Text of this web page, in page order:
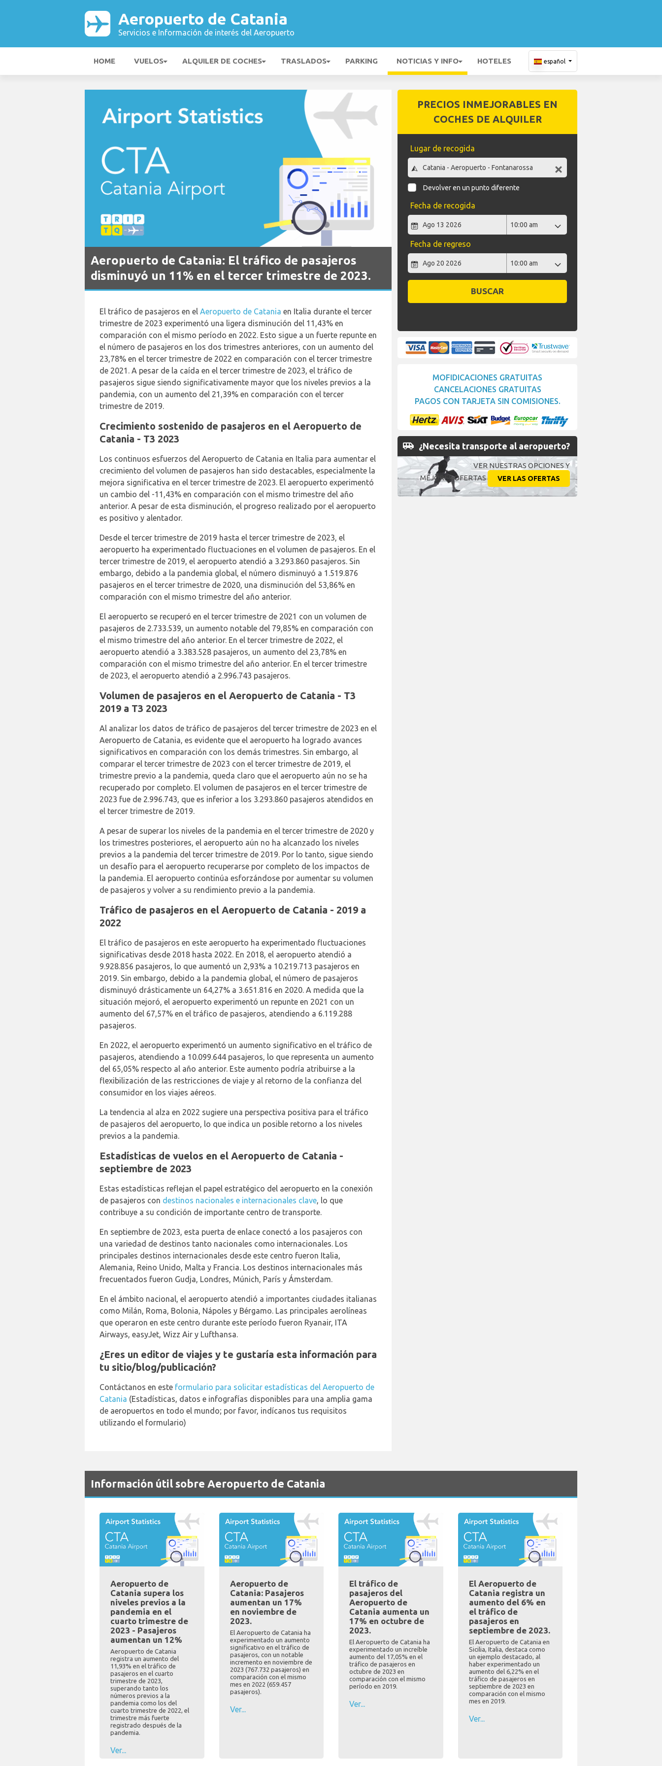
Aeropuerto de Catania
Servicios e Información de interés del Aeropuerto
HOME VUELOS ALQUILER DE COCHES TRASLADOS PARKING NOTICIAS Y INFO HOTELES español
Aeropuerto de Catania: El tráfico de pasajeros
disminuyó un 11% en el tercer trimestre de 2023.
El tráfico de pasajeros en el Aeropuerto de Catania en Italia durante el tercer
trimestre de 2023 experimentó una ligera disminución del 11,43% en
comparación con el mismo período en 2022. Esto sigue a un fuerte repunte en
el número de pasajeros en los dos trimestres anteriores, con un aumento del
23,78% en el tercer trimestre de 2022 en comparación con el tercer trimestre
de 2021. A pesar de la caída en el tercer trimestre de 2023, el tráfico de
pasajeros sigue siendo significativamente mayor que los niveles previos a la
pandemia, con un aumento del 21,39% en comparación con el tercer
trimestre de 2019.
Crecimiento sostenido de pasajeros en el Aeropuerto de
Catania - T3 2023
Los continuos esfuerzos del Aeropuerto de Catania en Italia para aumentar el
crecimiento del volumen de pasajeros han sido destacables, especialmente la
mejora significativa en el tercer trimestre de 2023. El aeropuerto experimentó
un cambio del -11,43% en comparación con el mismo trimestre del año
anterior. A pesar de esta disminución, el progreso realizado por el aeropuerto
es positivo y alentador.
Desde el tercer trimestre de 2019 hasta el tercer trimestre de 2023, el
aeropuerto ha experimentado fluctuaciones en el volumen de pasajeros. En el
tercer trimestre de 2019, el aeropuerto atendió a 3.293.860 pasajeros. Sin
embargo, debido a la pandemia global, el número disminuyó a 1.519.876
pasajeros en el tercer trimestre de 2020, una disminución del 53,86% en
comparación con el mismo trimestre del año anterior.
El aeropuerto se recuperó en el tercer trimestre de 2021 con un volumen de
pasajeros de 2.733.539, un aumento notable del 79,85% en comparación con
el mismo trimestre del año anterior. En el tercer trimestre de 2022, el
aeropuerto atendió a 3.383.528 pasajeros, un aumento del 23,78% en
comparación con el mismo trimestre del año anterior. En el tercer trimestre
de 2023, el aeropuerto atendió a 2.996.743 pasajeros.
Volumen de pasajeros en el Aeropuerto de Catania - T3
2019 a T3 2023
Al analizar los datos de tráfico de pasajeros del tercer trimestre de 2023 en el
Aeropuerto de Catania, es evidente que el aeropuerto ha logrado avances
significativos en comparación con los demás trimestres. Sin embargo, al
comparar el tercer trimestre de 2023 con el tercer trimestre de 2019, el
trimestre previo a la pandemia, queda claro que el aeropuerto aún no se ha
recuperado por completo. El volumen de pasajeros en el tercer trimestre de
2023 fue de 2.996.743, que es inferior a los 3.293.860 pasajeros atendidos en
el tercer trimestre de 2019.
A pesar de superar los niveles de la pandemia en el tercer trimestre de 2020 y
los trimestres posteriores, el aeropuerto aún no ha alcanzado los niveles
previos a la pandemia del tercer trimestre de 2019. Por lo tanto, sigue siendo
un desafío para el aeropuerto recuperarse por completo de los impactos de
la pandemia. El aeropuerto continúa esforzándose por aumentar su volumen
de pasajeros y volver a su rendimiento previo a la pandemia.
Tráfico de pasajeros en el Aeropuerto de Catania - 2019 a
2022
El tráfico de pasajeros en este aeropuerto ha experimentado fluctuaciones
significativas desde 2018 hasta 2022. En 2018, el aeropuerto atendió a
9.928.856 pasajeros, lo que aumentó un 2,93% a 10.219.713 pasajeros en
2019. Sin embargo, debido a la pandemia global, el número de pasajeros
disminuyó drásticamente un 64,27% a 3.651.816 en 2020. A medida que la
situación mejoró, el aeropuerto experimentó un repunte en 2021 con un
aumento del 67,57% en el tráfico de pasajeros, atendiendo a 6.119.288
pasajeros.
En 2022, el aeropuerto experimentó un aumento significativo en el tráfico de
pasajeros, atendiendo a 10.099.644 pasajeros, lo que representa un aumento
del 65,05% respecto al año anterior. Este aumento podría atribuirse a la
flexibilización de las restricciones de viaje y al retorno de la confianza del
consumidor en los viajes aéreos.
La tendencia al alza en 2022 sugiere una perspectiva positiva para el tráfico
de pasajeros del aeropuerto, lo que indica un posible retorno a los niveles
previos a la pandemia.
Estadísticas de vuelos en el Aeropuerto de Catania -
septiembre de 2023
Estas estadísticas reflejan el papel estratégico del aeropuerto en la conexión
de pasajeros con destinos nacionales e internacionales clave, lo que
contribuye a su condición de importante centro de transporte.
En septiembre de 2023, esta puerta de enlace conectó a los pasajeros con
una variedad de destinos tanto nacionales como internacionales. Los
principales destinos internacionales desde este centro fueron Italia,
Alemania, Reino Unido, Malta y Francia. Los destinos internacionales más
frecuentados fueron Gudja, Londres, Múnich, París y Ámsterdam.
En el ámbito nacional, el aeropuerto atendió a importantes ciudades italianas
como Milán, Roma, Bolonia, Nápoles y Bérgamo. Las principales aerolíneas
que operaron en este centro durante este período fueron Ryanair, ITA
Airways, easyJet, Wizz Air y Lufthansa.
¿Eres un editor de viajes y te gustaría esta información para
tu sitio/blog/publicación?
Contáctanos en este formulario para solicitar estadísticas del Aeropuerto de
Catania (Estadísticas, datos e infografías disponibles para una amplia gama
de aeropuertos en todo el mundo; por favor, indícanos tus requisitos
utilizando el formulario)
PRECIOS INMEJORABLES EN
COCHES DE ALQUILER
Lugar de recogida
Devolver en un punto diferente
Fecha de recogida
Fecha de regreso
BUSCAR
MOFIDICACIONES GRATUITAS
CANCELACIONES GRATUITAS
PAGOS CON TARJETA SIN COMISIONES.
airport_shuttle ¿Necesita transporte al aeropuerto?
VER NUESTRAS OPCIONES Y
MEJORES OFERTAS
VER LAS OFERTAS
Información útil sobre Aeropuerto de Catania
Aeropuerto de
Catania supera los
niveles previos a la
pandemia en el
cuarto trimestre de
2023 - Pasajeros
aumentan un 12%
Aeropuerto de Catania
registra un aumento del
11,93% en el tráfico de
pasajeros en el cuarto
trimestre de 2023,
superando tanto los
números previos a la
pandemia como los del
cuarto trimestre de 2022, el
trimestre más fuerte
registrado después de la
pandemia.
Ver...
Aeropuerto de
Catania: Pasajeros
aumentan un 17%
en noviembre de
2023.
El Aeropuerto de Catania ha
experimentado un aumento
significativo en el tráfico de
pasajeros, con un notable
incremento en noviembre de
2023 (767.732 pasajeros) en
comparación con el mismo
mes en 2022 (659.457
pasajeros).
Ver...
El tráfico de
pasajeros del
Aeropuerto de
Catania aumenta un
17% en octubre de
2023.
El Aeropuerto de Catania ha
experimentado un increíble
aumento del 17,05% en el
tráfico de pasajeros en
octubre de 2023 en
comparación con el mismo
período en 2019.
Ver...
El Aeropuerto de
Catania registra un
aumento del 6% en
el tráfico de
pasajeros en
septiembre de 2023.
El Aeropuerto de Catania en
Sicilia, Italia, destaca como
un ejemplo destacado, al
haber experimentado un
aumento del 6,22% en el
tráfico de pasajeros en
septiembre de 2023 en
comparación con el mismo
mes en 2019.
Ver...